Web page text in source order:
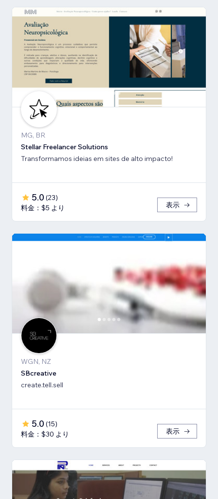
MG, BR
Stellar Freelancer Solutions
Transformamos ideias em sites de alto impacto!
5.0 (23)
料金：$5 より
表示
WGN, NZ
SBcreative
create.tell.sell
5.0 (15)
料金：$30 より
表示